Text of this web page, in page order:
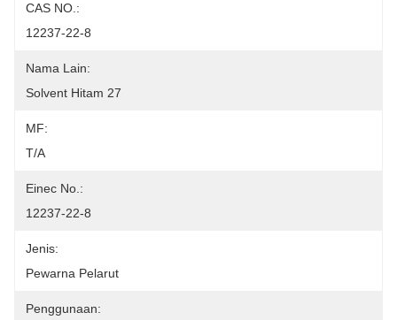
CAS NO.:
12237-22-8
Nama Lain:
Solvent Hitam 27
MF:
T/A
Einec No.:
12237-22-8
Jenis:
Pewarna Pelarut
Penggunaan: